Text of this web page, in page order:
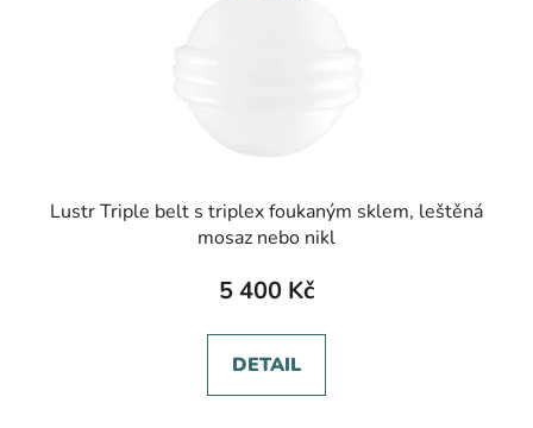
Lustr Triple belt s triplex foukaným sklem, leštěná
mosaz nebo nikl
5 400 Kč
DETAIL